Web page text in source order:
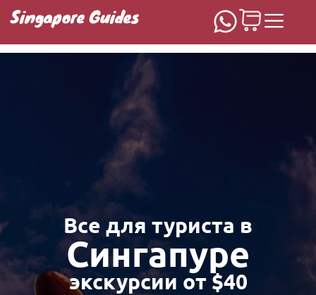
Singapore Guides
Домашняя
Все для туриста в
Сингапуре
экскурсии от $40